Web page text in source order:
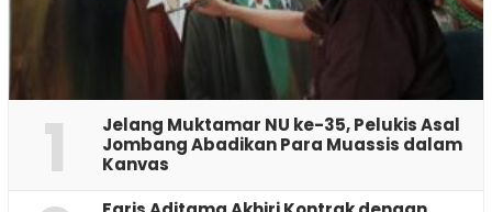
1
Jelang Muktamar NU ke-35, Pelukis Asal
Jombang Abadikan Para Muassis dalam
Kanvas